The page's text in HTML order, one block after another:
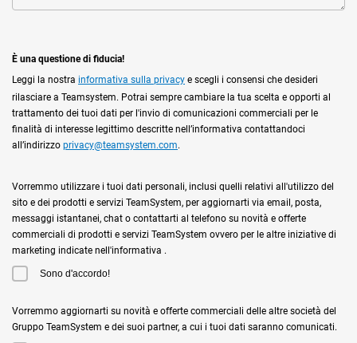
È una questione di fiducia!
Leggi la nostra informativa sulla privacy e scegli i consensi che desideri
rilasciare a Teamsystem. Potrai sempre cambiare la tua scelta e opporti al
trattamento dei tuoi dati per l'invio di comunicazioni commerciali per le
finalità di interesse legittimo descritte nell’informativa contattandoci
all’indirizzo privacy@teamsystem.com.
Vorremmo utilizzare i tuoi dati personali, inclusi quelli relativi all'utilizzo del
sito e dei prodotti e servizi TeamSystem, per aggiornarti via email, posta,
messaggi istantanei, chat o contattarti al telefono su novità e offerte
commerciali di prodotti e servizi TeamSystem ovvero per le altre iniziative di
marketing indicate nell'informativa .
Sono d'accordo!
Vorremmo aggiornarti su novità e offerte commerciali delle altre società del
Gruppo TeamSystem e dei suoi partner, a cui i tuoi dati saranno comunicati.